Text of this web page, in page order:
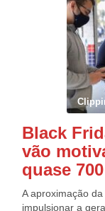
Black
vão
quase
A aproximação
impulsionar a